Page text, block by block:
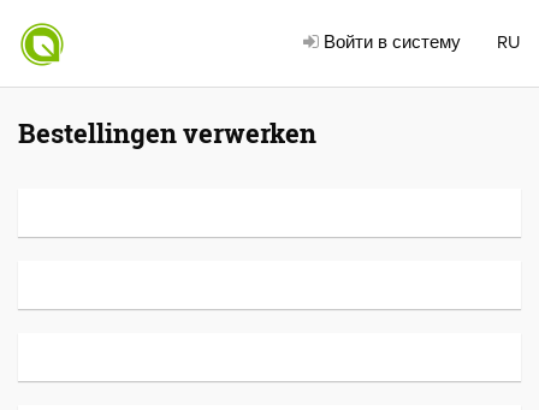
Войти в систему RU
Bestellingen verwerken